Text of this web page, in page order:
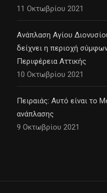
11 Οκτωβρίου 2021
Ανάπλαση Αγίου
δείχνει η περιοχή
Περιφέρεια Αττικής
10 Οκτωβρίου 2021
Πειραιάς: Αυτό είναι το
ανάπλασης
9 Οκτωβρίου 2021